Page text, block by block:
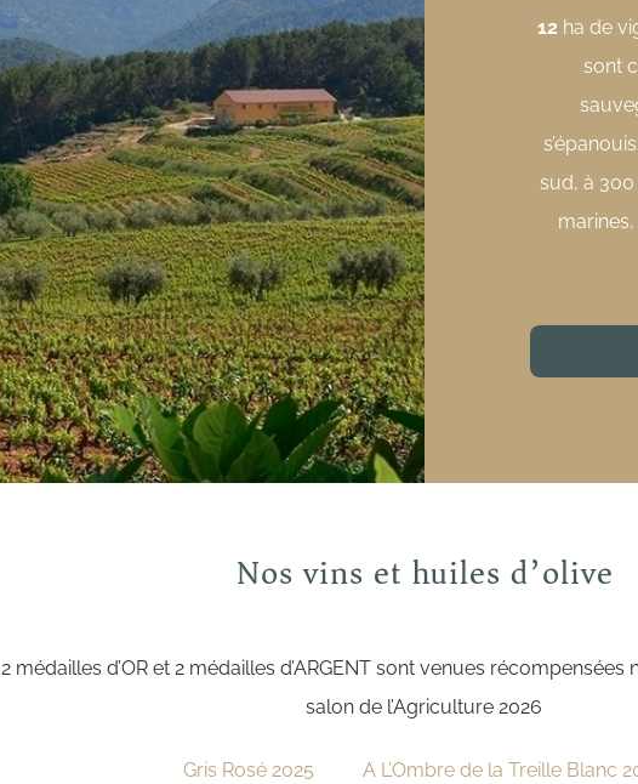
12ha de
sont
sud, à 300
Nos vins et huiles d’olive
2 médailles d’OR et 2 médailles d’ARGENT sont venues récompensées
salon de l’Agriculture 2026
Gris Rosé 2025 A L’Ombre de la Treille Blanc